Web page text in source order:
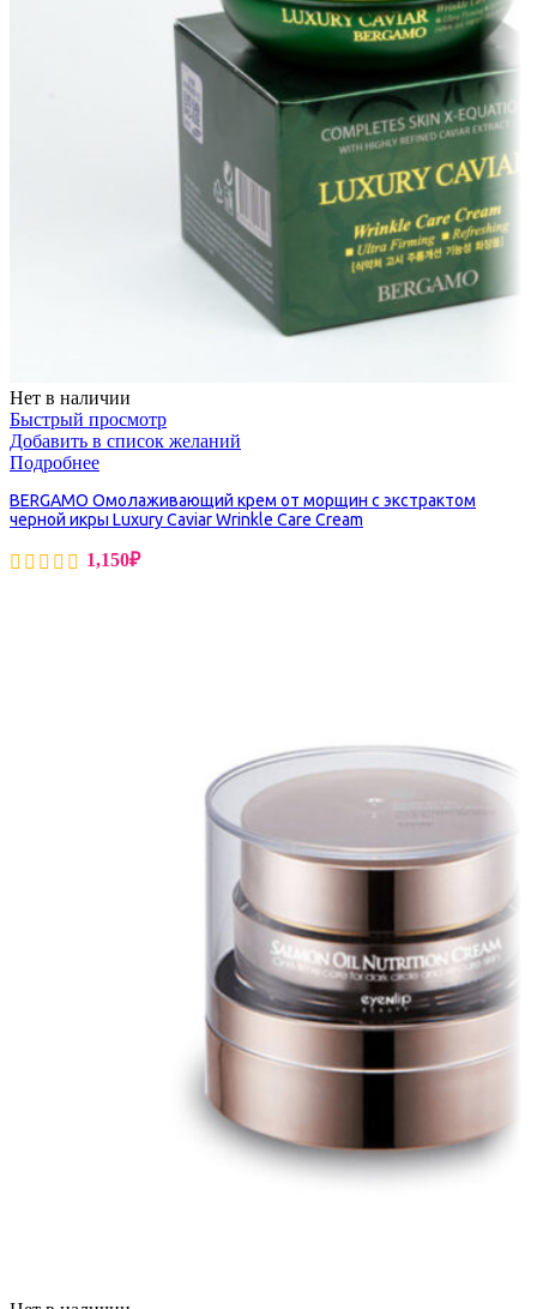
Нет в наличии
Быстрый просмотр
Добавить в список желаний
Подробнее
BERGAMO Омолаживающий крем от морщин с экстрактом
черной икры Luxury Caviar Wrinkle Care Cream
1,150₽